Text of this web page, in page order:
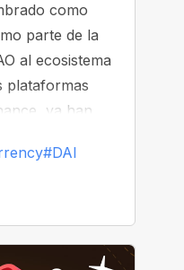
como
parte de la
al ecosistema
plataformas
ya han
#DAI